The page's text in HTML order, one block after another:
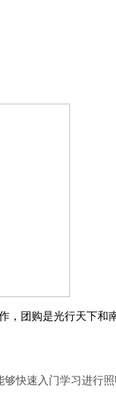
，团购是光行天下
快速入门学习进行照